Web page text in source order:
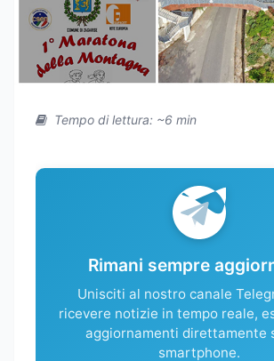
Tempo di lettura: ~6 min
Rimani sempre
Unisciti al nostro canale
ricevere notizie in tempo reale,
aggiornamenti direttamente
smartphone.